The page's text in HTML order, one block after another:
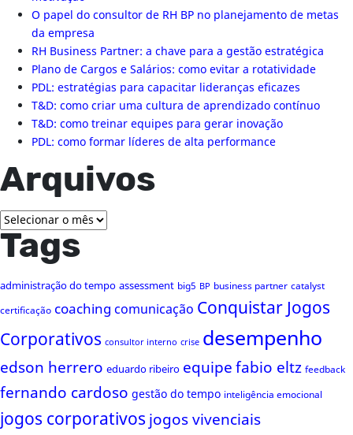
O papel do consultor de RH BP no planejamento de metas
da empresa
RH Business Partner: a chave para a gestão estratégica
Plano de Cargos e Salários: como evitar a rotatividade
PDL: estratégias para capacitar lideranças eficazes
T&D: como criar uma cultura de aprendizado contínuo
T&D: como treinar equipes para gerar inovação
PDL: como formar líderes de alta performance
Arquivos
Arquivos
Tags
administração do tempo assessment big5 BP business partner catalyst
certificação coaching comunicação Conquistar Jogos
Corporativos consultor interno crise desempenho
edson herrero eduardo ribeiro equipefabio eltz feedback
fernando cardoso gestão do tempo inteligência emocional
jogos corporativos jogos vivenciais